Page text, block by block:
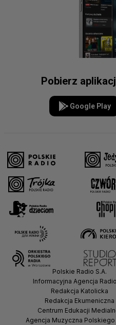
Pobierz
Google Play
Polskie Radio S.A.
Informacyjna Agencja
Redakcja Katolicka
Redakcja Ekumeniczna
Centrum Edukacji
Agencja Muzyczna Polskiego